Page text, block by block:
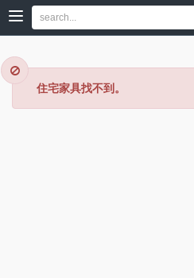
住宅家具找不到。